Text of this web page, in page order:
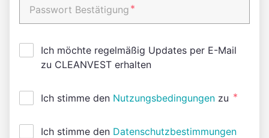
Passwort Bestätigung *
Ich möchte regelmäßig Updates per E-Mail
zu CLEANVEST erhalten
Ich stimme den Nutzungsbedingungen zu *
Ich stimme den Datenschutzbestimmungen